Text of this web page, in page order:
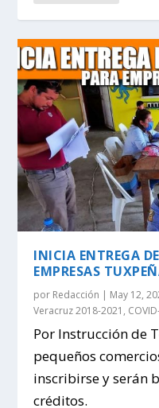
INICIA ENTREGA
EMPRESAS
por Redacción | May 12,
Veracruz 2018-2021 ,
Por Instrucción de
pequeños
inscribirse y serán
créditos.